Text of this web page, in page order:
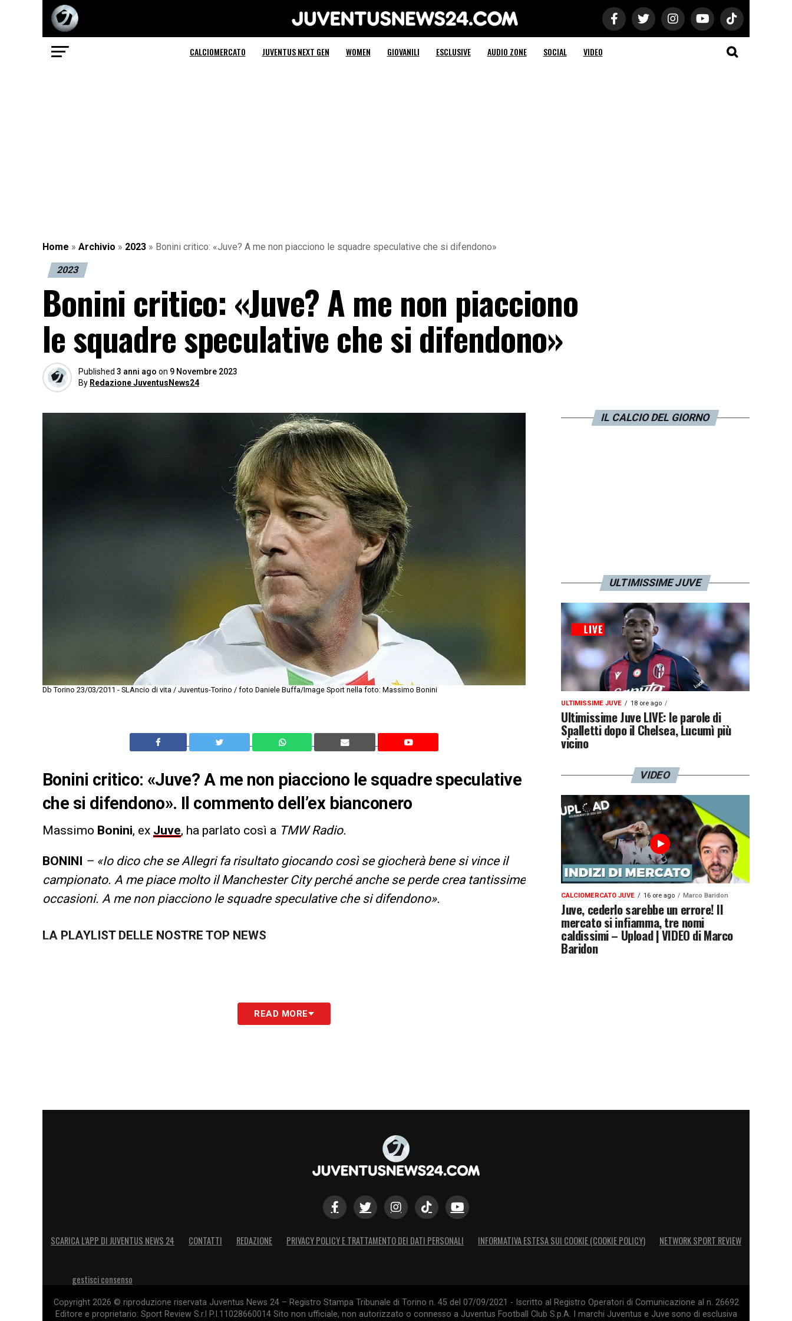
Juventus News 24
CALCIOMERCATO JUVENTUS NEXT GEN WOMEN GIOVANILI ESCLUSIVE AUDIO ZONE SOCIAL VIDEO
Home » Archivio » 2023 » Bonini critico: «Juve? A me non piacciono le squadre speculative che si difendono»
2023
Bonini critico: «Juve? A me non piacciono
le squadre speculative che si difendono»
Published 3 anni ago on 9 Novembre 2023
By Redazione JuventusNews24
Db Torino 23/03/2011 - SLAncio di vita / Juventus-Torino / foto Daniele Buffa/Image Sport nella foto: Massimo Bonini
Bonini critico: «Juve? A me non piacciono le squadre speculative
che si difendono». Il commento dell’ex bianconero
Massimo Bonini, ex Juve, ha parlato così a TMW Radio.
BONINI – «Io dico che se Allegri fa risultato giocando così se giocherà bene si vince il
campionato. A me piace molto il Manchester City perché anche se perde crea tantissime
occasioni. A me non piacciono le squadre speculative che si difendono».
LA PLAYLIST DELLE NOSTRE TOP NEWS
READ MORE
IL CALCIO DEL GIORNO
ULTIMISSIME JUVE
ULTIMISSIME JUVE 18 ore ago
Ultimissime Juve LIVE: le parole di
Spalletti dopo il Chelsea, Lucumì più
vicino
VIDEO
CALCIOMERCATO JUVE 16 ore ago Marco Baridon
Juve, cederlo sarebbe un errore! Il
mercato si infiamma, tre nomi
caldissimi – Upload | VIDEO di Marco
Baridon
SCARICA L’APP DI JUVENTUS NEWS 24 CONTATTI REDAZIONE PRIVACY POLICY E TRATTAMENTO DEI DATI PERSONALI INFORMATIVA ESTESA SUI COOKIE (COOKIE POLICY) NETWORK SPORT REVIEW
gestisci consenso
Copyright 2026 © riproduzione riservata Juventus News 24 – Registro Stampa Tribunale di Torino n. 45 del 07/09/2021 - Iscritto al Registro Operatori di Comunicazione al n. 26692
Editore e proprietario: Sport Review S.r.l P.I.11028660014 Sito non ufficiale, non autorizzato o connesso a Juventus Football Club S.p.A. I marchi Juventus e Juve sono di esclusiva